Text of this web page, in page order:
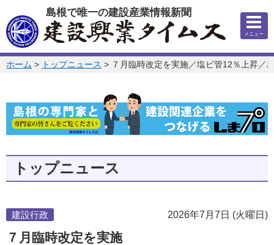
このページの本文へ
島根で唯一の建設産業情報新聞
メニュー
このページの位置:
ホーム > トップニュース > ７月臨時改定を実施／塩ビ管12％上昇／
トップニュース
2026年7月7日 (火曜日)
建設行政
７月臨時改定を実施